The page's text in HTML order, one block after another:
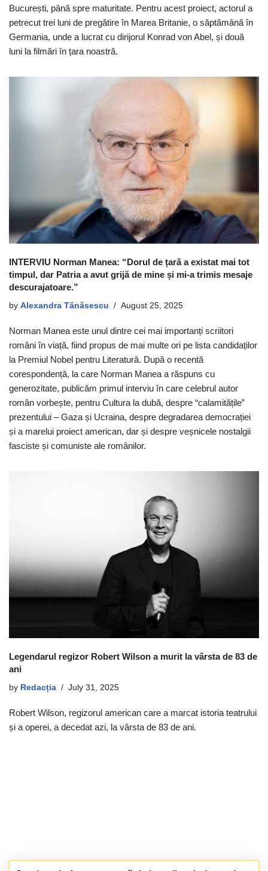
București, până spre maturitate. Pentru acest proiect, actorul a
petrecut trei luni de pregătire în Marea Britanie, o săptămână în
Germania, unde a lucrat cu dirijorul Konrad von Abel, și două
luni la filmări în țara noastră.
INTERVIU Norman Manea: “Dorul de țară a existat mai tot
timpul, dar Patria a avut grijă de mine și mi-a trimis mesaje
descurajatoare.”
by Alexandra Tănăsescu August 25, 2025
Norman Manea este unul dintre cei mai importanți scriitori
români în viață, fiind propus de mai multe ori pe lista candidaților
la Premiul Nobel pentru Literatură. După o recentă
corespondență, la care Norman Manea a răspuns cu
generozitate, publicăm primul interviu în care celebrul autor
român vorbește, pentru Cultura la dubă, despre “calamitățile”
prezentului – Gaza și Ucraina, despre degradarea democrației
și a marelui proiect american, dar și despre veșnicele nostalgii
fasciste și comuniste ale românilor.
Legendarul regizor Robert Wilson a murit la vârsta de 83 de
ani
by Redacția July 31, 2025
Robert Wilson, regizorul american care a marcat istoria teatrului
și a operei, a decedat azi, la vârsta de 83 de ani.